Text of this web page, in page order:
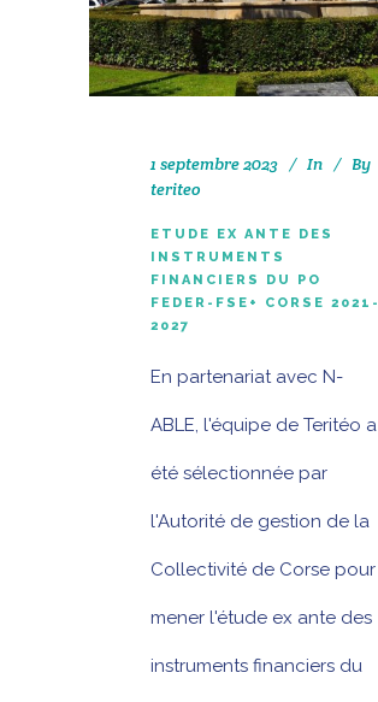
1 septembre 2023 In
By
teriteo
ETUDE EX ANTE DES
INSTRUMENTS
FINANCIERS DU PO
FEDER-FSE+ CORSE 2021-
2027
En partenariat avec N-
ABLE, l'équipe de Teritéo a
été sélectionnée par
l'Autorité de gestion de la
Collectivité de Corse pour
mener l'étude ex ante des
instruments financiers du